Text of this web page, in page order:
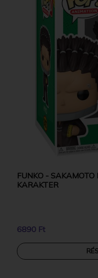
FUNKO - SAKAMOTO
KARAKTER
6890 Ft